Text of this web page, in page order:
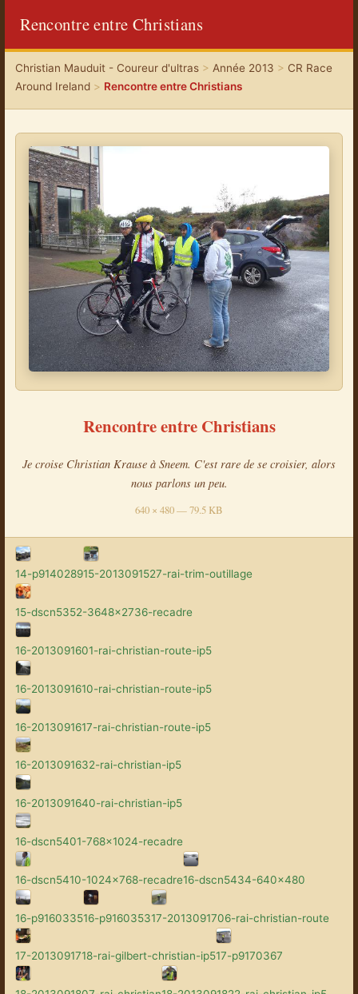
Rencontre entre Christians
Christian Mauduit - Coureur d'ultras> Année 2013 > CR Race
Around Ireland> Rencontre entre Christians
Rencontre entre Christians
Je croise Christian Krause à Sneem. C'est rare de se croisier, alors
nous parlons un peu.
640 × 480 — 79.5 KB
14-p914028915-2013091527-rai-trim-outillage
15-dscn5352-3648x2736-recadre
16-2013091601-rai-christian-route-ip5
16-2013091610-rai-christian-route-ip5
16-2013091617-rai-christian-route-ip5
16-2013091632-rai-christian-ip5
16-2013091640-rai-christian-ip5
16-dscn5401-768x1024-recadre
16-dscn5410-1024x768-recadre16-dscn5434-640x480
16-p916033516-p916035317-2013091706-rai-christian-route
17-2013091718-rai-gilbert-christian-ip517-p9170367